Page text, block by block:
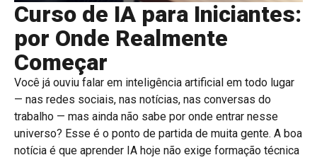
Curso de IA para Iniciantes:
por Onde Realmente
Começar
Você já ouviu falar em inteligência artificial em todo lugar
— nas redes sociais, nas notícias, nas conversas do
trabalho — mas ainda não sabe por onde entrar nesse
universo? Esse é o ponto de partida de muita gente. A boa
notícia é que aprender IA hoje não exige formação técnica